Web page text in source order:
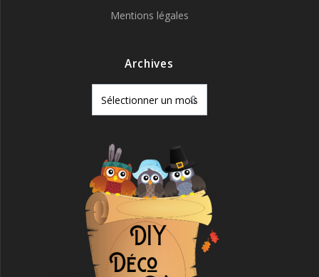
Mentions légales
Archives